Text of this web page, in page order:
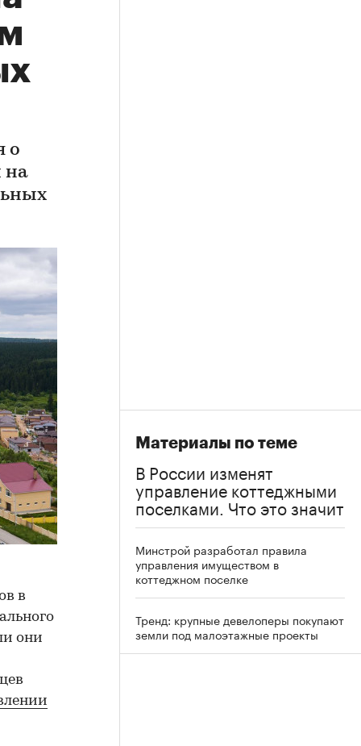
о
на
в
они
Материалы по теме
В России изменят
управление коттеджными
поселками. Что это значит
Минстрой разработал правила
управления имуществом в
коттеджном поселке
Тренд: крупные девелоперы покупают
земли под малоэтажные проекты